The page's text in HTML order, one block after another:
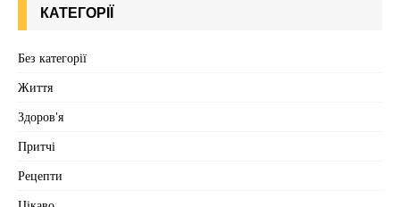
КАТЕГОРІЇ
Без категорії
Життя
Здоров'я
Притчі
Рецепти